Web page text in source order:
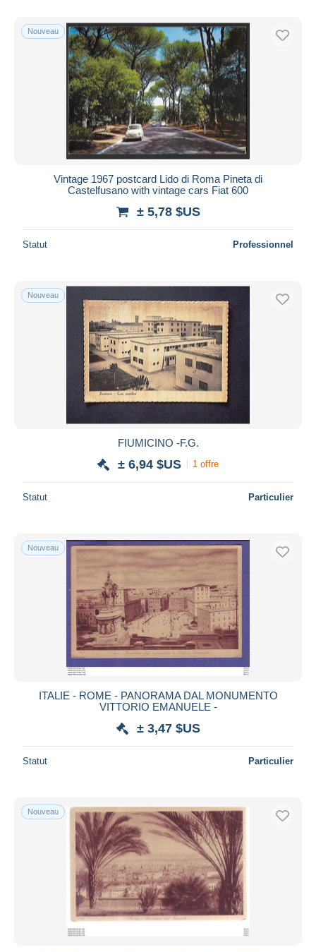
Uniquement en réduction
Livraison gratuite
Méthodes de paiement
PayPal
Virement bancaire
Visa
Mastercard
iDeal
Appliquer
Nouveau
Vintage 1967 postcard Lido di Roma Pineta di
Castelfusano with vintage cars Fiat 600
± 5,78 $US
Statut Professionnel
Nouveau
FIUMICINO -F.G.
± 6,94 $US 1 offre
Statut Particulier
Nouveau
ITALIE - ROME - PANORAMA DAL MONUMENTO
VITTORIO EMANUELE -
± 3,47 $US
Statut Particulier
Nouveau